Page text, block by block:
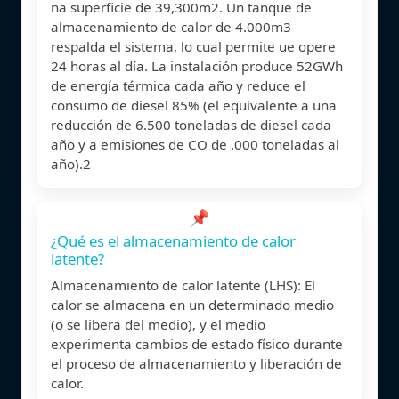
na superficie de 39,300m2. Un tanque de
almacenamiento de calor de 4.000m3
respalda el sistema, lo cual permite ue opere
24 horas al día. La instalación produce 52GWh
de energía térmica cada año y reduce el
consumo de diesel 85% (el equivalente a una
reducción de 6.500 toneladas de diesel cada
año y a emisiones de CO de .000 toneladas al
año).2
📌
¿Qué es el almacenamiento de calor
latente?
Almacenamiento de calor latente (LHS): El
calor se almacena en un determinado medio
(o se libera del medio), y el medio
experimenta cambios de estado físico durante
el proceso de almacenamiento y liberación de
calor.